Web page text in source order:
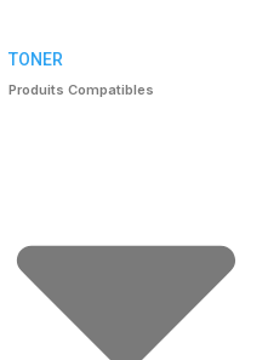
TONER
Produits Compatibles